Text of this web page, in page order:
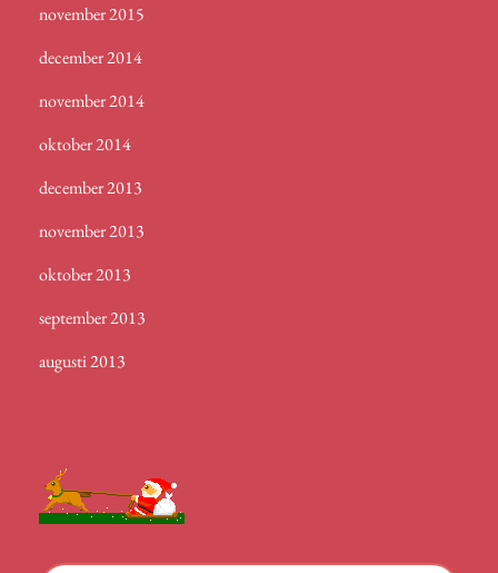
november 2015
december 2014
november 2014
oktober 2014
december 2013
november 2013
oktober 2013
september 2013
augusti 2013